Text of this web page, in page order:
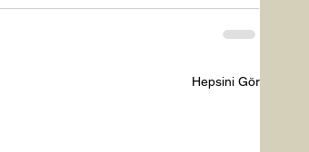
Hepsini Gör